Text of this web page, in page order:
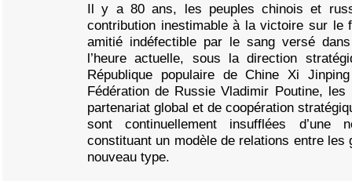
Il y a 80 ans, les peuples chinois et
contribution inestimable à la victoire sur le
amitié indéfectible par le sang versé
l’heure actuelle, sous la direction
République populaire de Chine Xi
Fédération de Russie Vladimir Poutine,
partenariat global et de coopération
sont continuellement insufflées d’une
constituant un modèle de relations entre les
nouveau type.